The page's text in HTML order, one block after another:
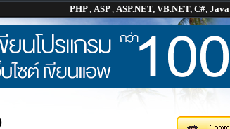
PHP, ASP, ASP.NET, VB.NET, C#, Java